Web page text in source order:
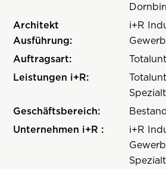
Architekt
Ausführung:
i+R
Auftragsart:
Leistungen i+R:
Geschäftsbereich:
Unternehmen i+R :
i+R